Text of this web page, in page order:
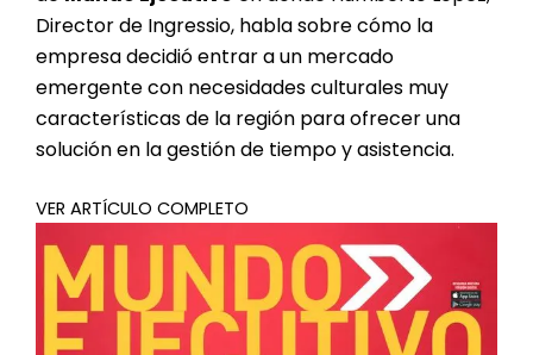
Director de Ingressio, habla sobre cómo la
empresa decidió entrar a un mercado
emergente con necesidades culturales muy
características de la región para ofrecer una
solución en la gestión de tiempo y asistencia.
VER ARTÍCULO COMPLETO